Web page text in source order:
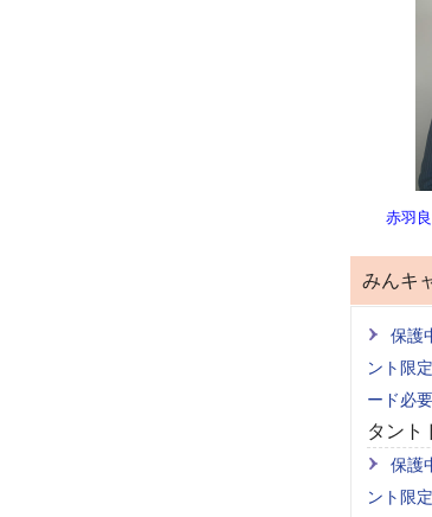
赤羽
みんキ
保護
ント限
ード必要
タント
保護
ント限